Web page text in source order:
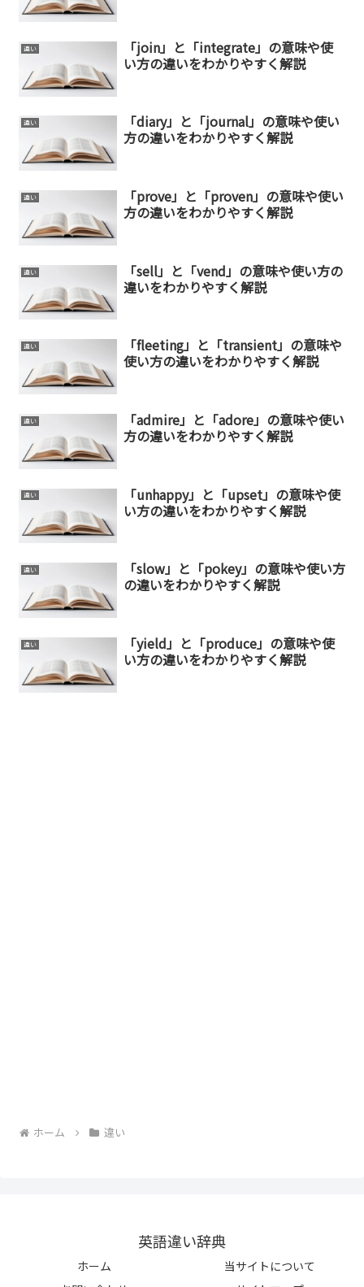
違い
「join」と「integrate」の意味や使
い方の違いをわかりやすく解説
違い
「diary」と「journal」の意味や使い
方の違いをわかりやすく解説
違い
「prove」と「proven」の意味や使い
方の違いをわかりやすく解説
違い
「sell」と「vend」の意味や使い方の
違いをわかりやすく解説
違い
「fleeting」と「transient」の意味や
使い方の違いをわかりやすく解説
違い
「admire」と「adore」の意味や使い
方の違いをわかりやすく解説
違い
「unhappy」と「upset」の意味や使
い方の違いをわかりやすく解説
違い
「slow」と「pokey」の意味や使い方
の違いをわかりやすく解説
違い
「yield」と「produce」の意味や使
い方の違いをわかりやすく解説
ホーム 違い
英語違い辞典
ホーム
当サイトについて